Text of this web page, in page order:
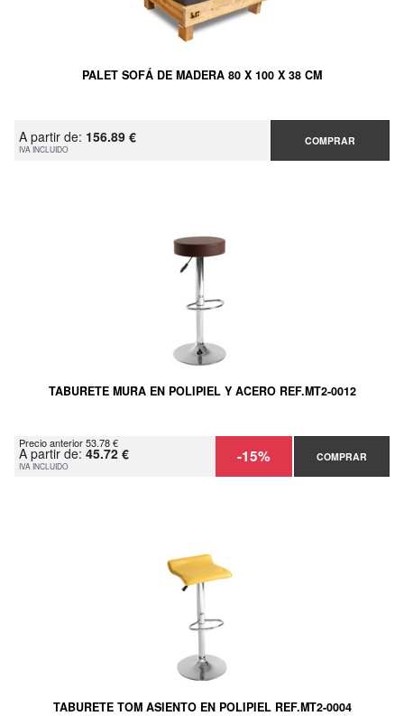
PALET SOFÁ DE MADERA 80 X 100 X 38 CM
A partir de: 156.89 €
IVA INCLUIDO
COMPRAR
TABURETE MURA EN POLIPIEL Y ACERO REF.MT2-0012
Precio anterior 53.78 €
A partir de: 45.72 €
IVA INCLUIDO -15% COMPRAR
TABURETE TOM ASIENTO EN POLIPIEL REF.MT2-0004